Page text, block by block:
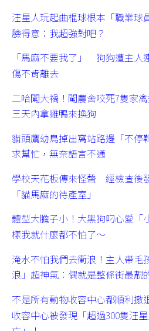
汪星人玩起曲棍球根本「職業
臉得意：我超強對吧？
「馬麻不要我了」 狗狗遭主人
傷不肯離去
二哈闖大禍！闖農舍咬死7隻家
三天內拿雞鴨來換狗
貓頭鷹幼鳥掉出窩站路邊「不
求幫忙，無奈語言不通
學校天花板傳來怪聲 經檢查後
「貓馬麻的待產室」
體型大膽子小！大黑狗叼心愛「
樣我就什麼都不怕了～
淹水不怕我們去衝浪！主人帶毛
浪」超神氣：偶就是整條街最靚
不是所有動物收容中心都順利撤
收容中心被發現「超過300隻汪